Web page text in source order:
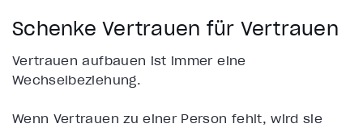
Schenke Vertrauen für Vertrauen
Vertrauen aufbauen ist immer eine
Wechselbeziehung.
Wenn Vertrauen zu einer Person fehlt, wird sie